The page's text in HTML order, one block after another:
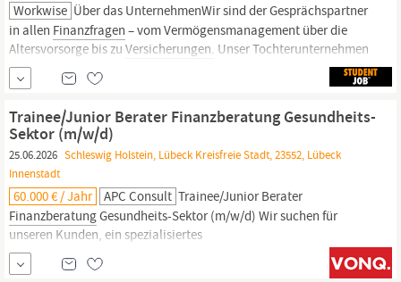
Workwise Über das UnternehmenWir sind der Gesprächspartner
in allen Finanzfragen – vom Vermögensmanagement über die
Altersvorsorge bis zu Versicherungen. Unser Tochterunternehmen
FERI betreut institutionelle Investoren und große
Privatvermögen. Unternehmen begleiten wir über unseren
Geschäftsbereich TPC. Die DOMCURA AG ist als Assekuradeur
auf...
Trainee/Junior Berater Finanzberatung Gesundheits-
Sektor (m/w/d)
25.06.2026 Schleswig Holstein, Lübeck Kreisfreie Stadt, 23552, Lübeck
Innenstadt
60.000 € / Jahr APC Consult Trainee/Junior Berater
FinanzberatungGesundheits-Sektor (m/w/d) Wir suchen für
unseren Kunden, ein spezialisiertes
Finanzberatungsunternehmen,
motivierte und zuverlässige
Trainee/Junior Berater
im Gesundheits-Sektor